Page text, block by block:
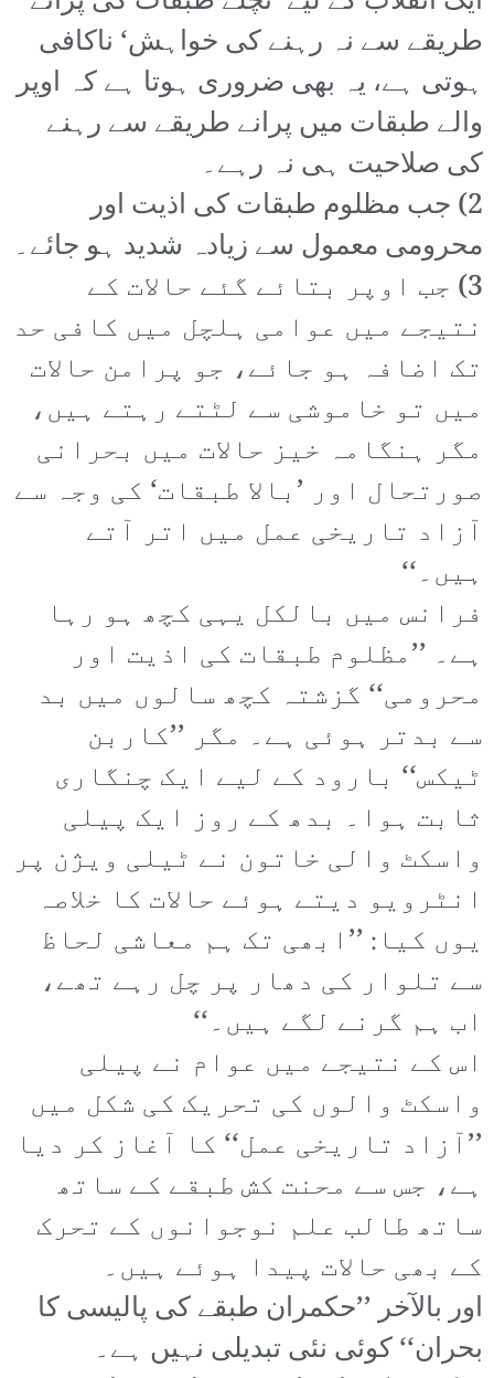
طریقے سے نہ رہنے کی خواہش‘ ناکافی
ہوتی ہے، یہ بھی ضروری ہوتا ہے کہ اوپر
والے طبقات میں پرانے طریقے سے رہنے
کی صلاحیت ہی نہ رہے۔
2) جب مظلوم طبقات کی اذیت اور
محرومی معمول سے زیادہ شدید ہو جائے۔
3) جب اوپر بتائے گئے حالات کے
نتیجے میں عوامی ہلچل میں کافی حد
تک اضافہ ہو جائے، جو پرامن حالات
میں تو خاموشی سے لٹتے رہتے ہیں،
مگر ہنگامہ خیز حالات میں بحرانی
صورتحال اور ’بالا طبقات‘ کی وجہ سے
آزاد تاریخی عمل میں اتر آتے
ہیں۔‘‘
فرانس میں بالکل یہی کچھ ہو رہا
ہے۔ ’’مظلوم طبقات کی اذیت اور
محرومی‘‘ گزشتہ کچھ سالوں میں بد
سے بدتر ہوئی ہے۔ مگر ’’کاربن
ٹیکس‘‘ بارود کے لیے ایک چنگاری
ثابت ہوا۔ بدھ کے روز ایک پیلی
واسکٹ والی خاتون نے ٹیلی ویژن پر
انٹرویو دیتے ہوئے حالات کا خلاصہ
یوں کیا: ’’ابھی تک ہم معاشی لحاظ
سے تلوار کی دھار پر چل رہے تھے،
اب ہم گرنے لگے ہیں۔‘‘
اس کے نتیجے میں عوام نے پیلی
واسکٹ والوں کی تحریک کی شکل میں
’’آزاد تاریخی عمل‘‘ کا آغاز کر دیا
ہے، جس سے محنت کش طبقے کے ساتھ
ساتھ طالب علم نوجوانوں کے تحرک
کے بھی حالات پیدا ہوئے ہیں۔
اور بالآخر ’’حکمران طبقے کی پالیسی کا
بحران‘‘ کوئی نئی تبدیلی نہیں ہے۔